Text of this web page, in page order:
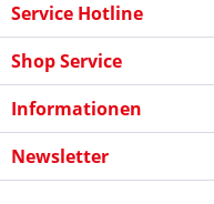
Service Hotline
Shop Service
Informationen
Newsletter